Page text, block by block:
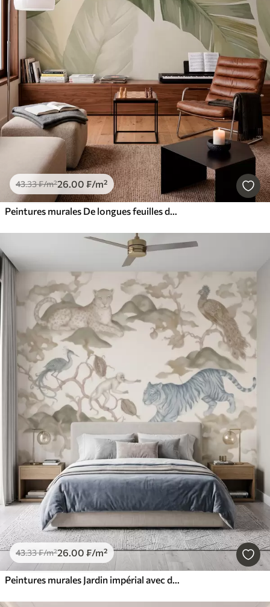
43.33₣/m²26.00 ₣/m²
Peintures murales De longues feuilles de bananier
43.33₣/m²26.00 ₣/m²
Peintures murales Jardin impérial avec des animaux de style oriental : singe, léopard, tigre, paon et héron